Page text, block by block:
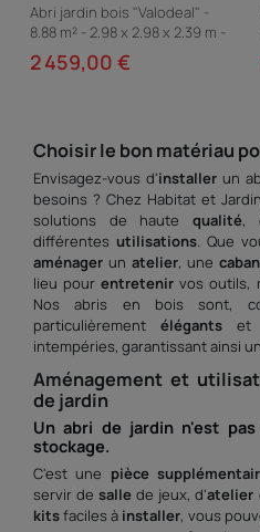
Abri jardin bois "Valodeal" -
8.88 m² - 2.98 x 2.98 x 2.39 m -
34 mm - Traité marron
2 459,00 €
Choisir le bon matériau
Envisagez-vous d'installerun
besoins ? Chez Habitat et
solutions de hautequalité,
différentes utilisations. Que
aménager un atelier, une
lieu pourentretenir vos outils,
Nos abris en bois sont,
particulièrement élégants et
intempéries, garantissant ainsi
Aménagement et
de jardin
Un abri de jardin n'est
stockage.
C'est une pièce
servir desalle de jeux, d'atelier
kitsfaciles à installer, vous